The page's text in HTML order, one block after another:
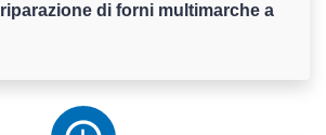
riparazione di forni multimarche a